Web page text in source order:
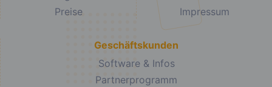
Preise
Impressum
Geschäftskunden
Software & Infos
Partnerprogramm